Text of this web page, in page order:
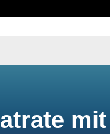
mit